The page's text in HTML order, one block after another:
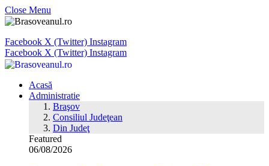
Close Menu
Facebook X (Twitter) Instagram
Facebook X (Twitter) Instagram
Acasă
Administratie
Braşov
Consiliul Judeţean
Din Judeţ
Featured
06/08/2026